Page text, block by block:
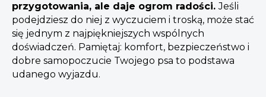
przygotowania, ale daje ogrom radości.Jeśli
podejdziesz do niej z wyczuciem i troską, może stać
się jednym z najpiękniejszych wspólnych
doświadczeń. Pamiętaj: komfort, bezpieczeństwo i
dobre samopoczucie Twojego psa to podstawa
udanego wyjazdu.